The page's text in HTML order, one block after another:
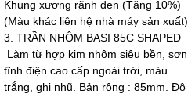
Khung xương rãnh đen (Tăng 10%)
(Màu khác liên hệ nhà máy sản xuất)
3. TRẦN NHÔM BASI 85C SHAPED
Làm từ hợp kim nhôm siêu bền, sơn
tĩnh điện cao cấp ngoài trời, màu
trắng, ghi nhũ. Bản rộng : 85mm. Độ